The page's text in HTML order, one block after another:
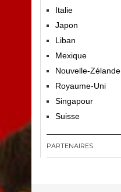
Italie
Japon
Liban
Mexique
Nouvelle-Zélande
Royaume-Uni
Singapour
Suisse
PARTENAIRES